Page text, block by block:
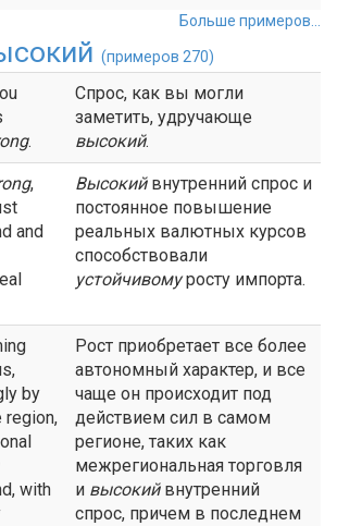
Больше примеров...
(примеров 270)
.
Спрос, как вы могли
заметить, удручающе
высокий.
,
and
Высокийвнутренний спрос и
постоянное повышение
реальных валютных курсов
способствовали
устойчивомуросту импорта.
by
region,
with
Рост приобретает все более
автономный характер, и все
чаще он происходит под
действием сил в самом
регионе, таких как
межрегиональная торговля
и высокийвнутренний
спрос, причем в последнем